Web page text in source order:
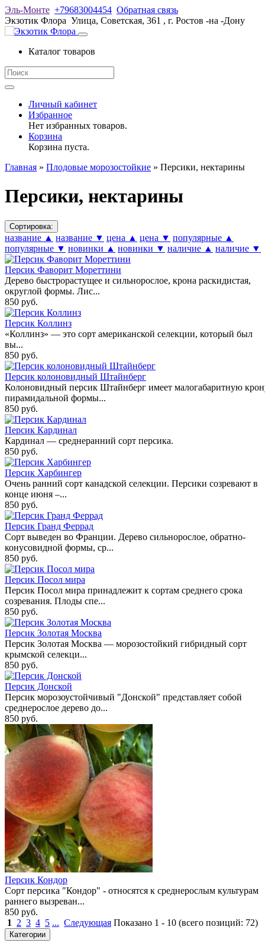
Эль-Монте +79683004454 Обратная связь
Экзотик Флора Улица, Советская, 361 , г. Ростов -на -Дону
Каталог товаров
Личный кабинет
Избранное
Нет избранных товаров.
Корзина
Корзина пуста.
Главная » Плодовые морозостойкие » Персики, нектарины
Персики, нектарины
Сортировка:
название ▲ название ▼ цена ▲ цена ▼ популярные ▲
популярные ▼ новинки ▲ новинки ▼ наличие ▲ наличие ▼
Персик Фаворит Мореттини
Дерево быстрорастущее и сильнорослое, крона раскидистая,
округлой формы. Лис...
850 руб.
Персик Коллинз
«Коллинз» — это сорт американской селекции, который был
вы...
850 руб.
Персик колоновидный Штайнберг
Колоновидный персик Штайнберг имеет малогабаритную
пирамидальной формы...
850 руб.
Персик Кардинал
Кардинал — среднеранний сорт персика.
850 руб.
Персик Харбингер
Очень ранний сорт канадской селекции. Персики созревают в
конце июня –...
850 руб.
Персик Гранд Феррад
Сорт выведен во Франции. Дерево сильнорослое, обратно-
конусовидной формы, ср...
850 руб.
Персик Посол мира
Персик Посол мира принадлежит к сортам среднего срока
созревания. Плоды спе...
850 руб.
Персик Золотая Москва
Персик Золотая Москва — морозостойкий гибридный сорт
крымской селекци...
850 руб.
Персик Донской
Персик морозоустойчивый "Донской" представляет собой
среднерослое дерево до...
850 руб.
Персик Кондор
Сорт персика "Кондор" - относятся к среднерослым культурам
раннего вызреван...
850 руб.
1
2 3 4 5 ... Следующая Показано 1 - 10 (всего позиций: 72)
Категории